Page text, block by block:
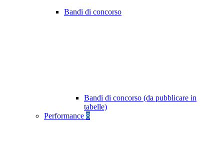
Bandi di concorso
Bandi di concorso (da pubblicare in
tabelle)
Performance 8